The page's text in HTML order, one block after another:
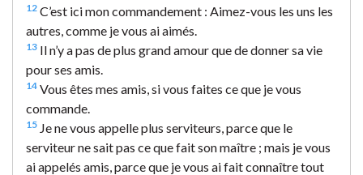
12 C’est ici mon commandement : Aimez-vous les uns les
autres, comme je vous ai aimés.
13 Il n’y a pas de plus grand amour que de donner sa vie
pour ses amis.
14 Vous êtes mes amis, si vous faites ce que je vous
commande.
15 Je ne vous appelle plus serviteurs, parce que le
serviteur ne sait pas ce que fait son maître ; mais je vous
ai appelés amis, parce que je vous ai fait connaître tout